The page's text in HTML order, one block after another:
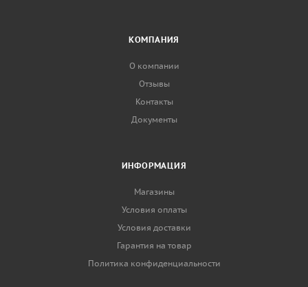
КОМПАНИЯ
О компании
Отзывы
Контакты
Документы
ИНФОРМАЦИЯ
Магазины
Условия оплаты
Условия доставки
Гарантия на товар
Политика конфиденциальности